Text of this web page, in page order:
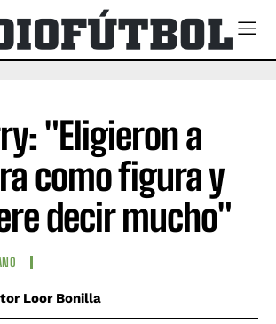
"Eligieron a
como figura y
decir mucho"
Loor Bonilla